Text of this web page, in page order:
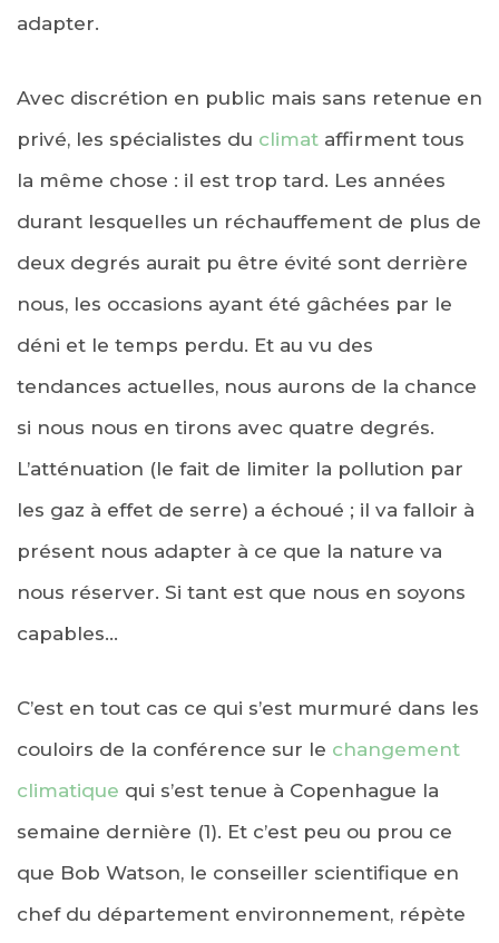
adapter.
Avec discrétion en public mais sans retenue en
privé, les spécialistes du climat affirment tous
la même chose : il est trop tard. Les années
durant lesquelles un réchauffement de plus de
deux degrés aurait pu être évité sont derrière
nous, les occasions ayant été gâchées par le
déni et le temps perdu. Et au vu des
tendances actuelles, nous aurons de la chance
si nous nous en tirons avec quatre degrés.
L’atténuation (le fait de limiter la pollution par
les gaz à effet de serre) a échoué ; il va falloir à
présent nous adapter à ce que la nature va
nous réserver. Si tant est que nous en soyons
capables…
C’est en tout cas ce qui s’est murmuré dans les
couloirs de la conférence sur le changement
climatique qui s’est tenue à Copenhague la
semaine dernière (1). Et c’est peu ou prou ce
que Bob Watson, le conseiller scientifique en
chef du département environnement, répète